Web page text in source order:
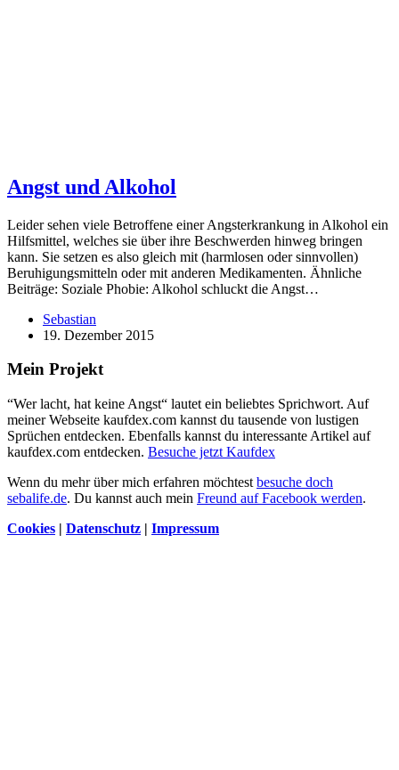
Angst und Alkohol
Leider sehen viele Betroffene einer Angsterkrankung in Alkohol ein
Hilfsmittel, welches sie über ihre Beschwerden hinweg bringen
kann. Sie setzen es also gleich mit (harmlosen oder sinnvollen)
Beruhigungsmitteln oder mit anderen Medikamenten. Ähnliche
Beiträge: Soziale Phobie: Alkohol schluckt die Angst…
Sebastian
19. Dezember 2015
Mein Projekt
“Wer lacht, hat keine Angst“ lautet ein beliebtes Sprichwort. Auf
meiner Webseite kaufdex.com kannst du tausende von lustigen
Sprüchen entdecken. Ebenfalls kannst du interessante Artikel auf
kaufdex.com entdecken. Besuche jetzt Kaufdex
Wenn du mehr über mich erfahren möchtest besuche doch
sebalife.de. Du kannst auch mein Freund auf Facebook werden.
Cookies | Datenschutz | Impressum